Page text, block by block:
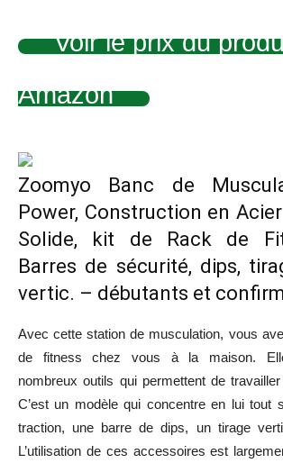
Voir le prix du
Amazon
Zoomyo Banc de
Power, Construction en
Solide, kit de Rack de
Barres de sécurité, dips,
vertic. – débutants et
Avec cette station de musculation, vous
de fitness chez vous à la maison.
nombreux outils qui permettent de
C’est un modèle qui concentre en lui tout
traction, une barre de dips, un tirage
L’utilisation de ces accessoires est